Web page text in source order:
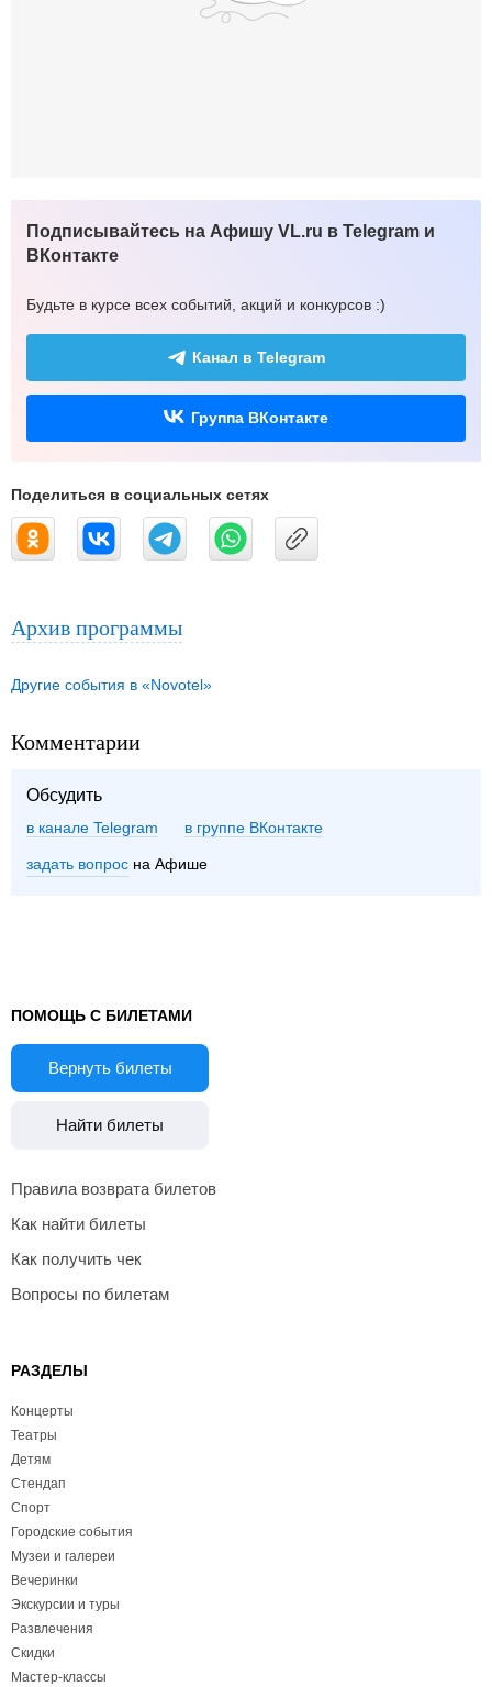
Подписывайтесь на Афишу VL.ru в Telegram и
ВКонтакте
Будьте в курсе всех событий, акций и конкурсов :)
Канал в Telegram
Группа ВКонтакте
Поделиться в социальных сетях
Архив программы
Другие события в «Novotel»
Комментарии
Обсудить
в канале Telegram группе ВКонтакте
задать вопрос на Афише
ПОМОЩЬ С БИЛЕТАМИ
Вернуть билеты
Найти билеты
Правила возврата билетов
Как найти билеты
Как получить чек
Вопросы по билетам
РАЗДЕЛЫ
Концерты
Театры
Детям
Стендап
Спорт
Городские события
Музеи и галереи
Вечеринки
Экскурсии и туры
Развлечения
Скидки
Мастер-классы